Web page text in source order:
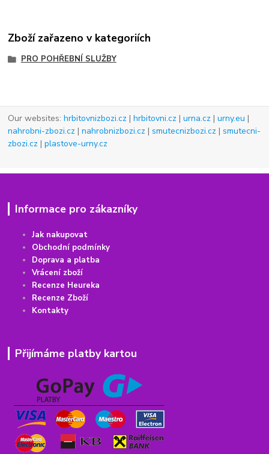
Zboží zařazeno v kategoriích
PRO POHŘEBNÍ SLUŽBY
Our websites:hrbitovnizbozi.cz |hrbitovni.cz |urna.cz |urny.eu |
nahrobni-zbozi.cz |nahrobnizbozi.cz |smutecnizbozi.cz |smutecni-
zbozi.cz |plastove-urny.cz
Informace pro zákazníky
Jak nakupovat
Obchodní podmínky
Doprava a platba
Vrácení zboží
Recenze Heureka
Recenze Zboží
Kontakty
Přijímáme platby kartou